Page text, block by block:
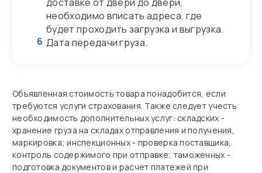
необходимо вписать адреса, где
будет проходить загрузка и выгрузка.
6 Дата передачи груза.
Объявленная стоимость товара понадобится, если
требуются услуги страхования. Также следует учесть
необходимость дополнительных услуг: складских -
хранение груза на складах отправления и получения,
маркировка; инспекционных - проверка поставщика,
контроль содержимого при отправке; таможенных -
подготовка документов и расчет платежей при